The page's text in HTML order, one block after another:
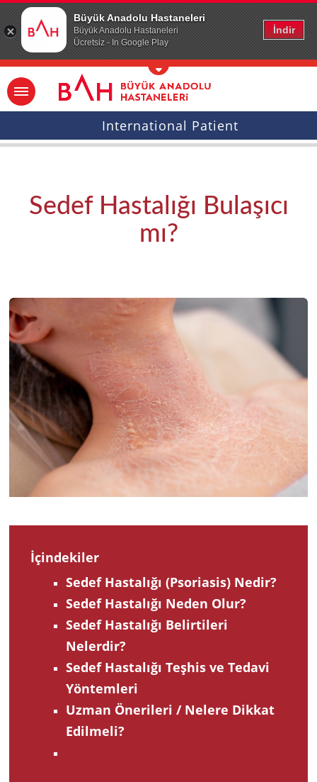
Büyük Anadolu Hastaneleri
Büyük Anadolu Hastaneleri
Ücretsiz - In Google Play
İndir
Ana icerige atla
International Patient
Sedef Hastalığı Bulaşıcı
mı?
İçindekiler
Sedef Hastalığı (Psoriasis) Nedir?
Sedef Hastalığı Neden Olur?
Sedef Hastalığı Belirtileri
Nelerdir?
Sedef Hastalığı Teşhis ve Tedavi
Yöntemleri
Uzman Önerileri / Nelere Dikkat
Edilmeli?